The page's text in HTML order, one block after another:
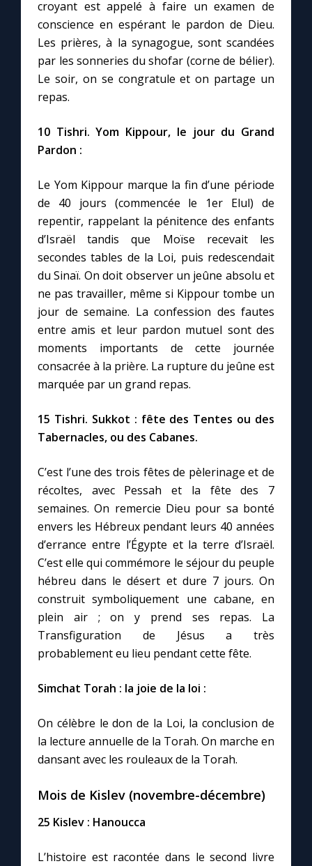
Une neuvaine
À la une
1000 Raisons de Croire
Chapelet pour le monde
Contact
Faire un don
Marie de Nazareth
croyant est appelé à faire un examen de
conscience en espérant le pardon de Dieu.
Les prières, à la synagogue, sont scandées
par les sonneries du shofar (corne de bélier).
Le soir, on se congratule et on partage un
repas.
10 Tishri. Yom Kippour, le jour du Grand
Pardon :
Le Yom Kippour marque la fin d’une période
de 40 jours (commencée le 1er Elul) de
repentir, rappelant la pénitence des enfants
d’Israël tandis que Moïse recevait les
secondes tables de la Loi, puis redescendait
du Sinaï. On doit observer un jeûne absolu et
ne pas travailler, même si Kippour tombe un
jour de semaine. La confession des fautes
entre amis et leur pardon mutuel sont des
moments importants de cette journée
consacrée à la prière. La rupture du jeûne est
marquée par un grand repas.
15 Tishri. Sukkot : fête des Tentes ou des
Tabernacles, ou des Cabanes.
C’est l’une des trois fêtes de pèlerinage et de
récoltes, avec Pessah et la fête des 7
semaines. On remercie Dieu pour sa bonté
envers les Hébreux pendant leurs 40 années
d’errance entre l’Égypte et la terre d’Israël.
C’est elle qui commémore le séjour du peuple
hébreu dans le désert et dure 7 jours. On
construit symboliquement une cabane, en
plein air ; on y prend ses repas. La
Transfiguration de Jésus a très
probablement eu lieu pendant cette fête.
Simchat Torah : la joie de la loi :
On célèbre le don de la Loi, la conclusion de
la lecture annuelle de la Torah. On marche en
dansant avec les rouleaux de la Torah.
Mois de Kislev (novembre-décembre)
25 Kislev : Hanoucca
L’histoire est racontée dans le second livre